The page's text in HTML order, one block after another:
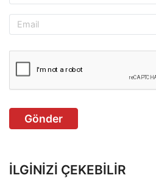
Gönder
İLGINIZI ÇEKEBILIR